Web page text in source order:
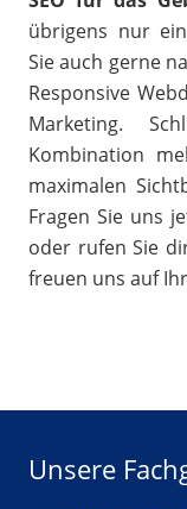
übrigens nur
Sie auch gerne
Responsive
Marketing.
Kombination
maximalen
Fragen Sie uns
oder rufen Sie
freuen uns auf
Unsere